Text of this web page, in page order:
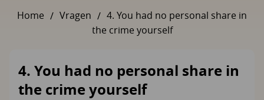
U bent hier:
Home Vragen
4. You had no personal share in
the crime yourself
4. You had no personal share in
the crime yourself